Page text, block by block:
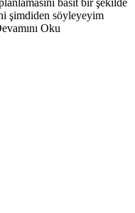
basit bir şekilde
şimdiden söyleyeyim
Oku